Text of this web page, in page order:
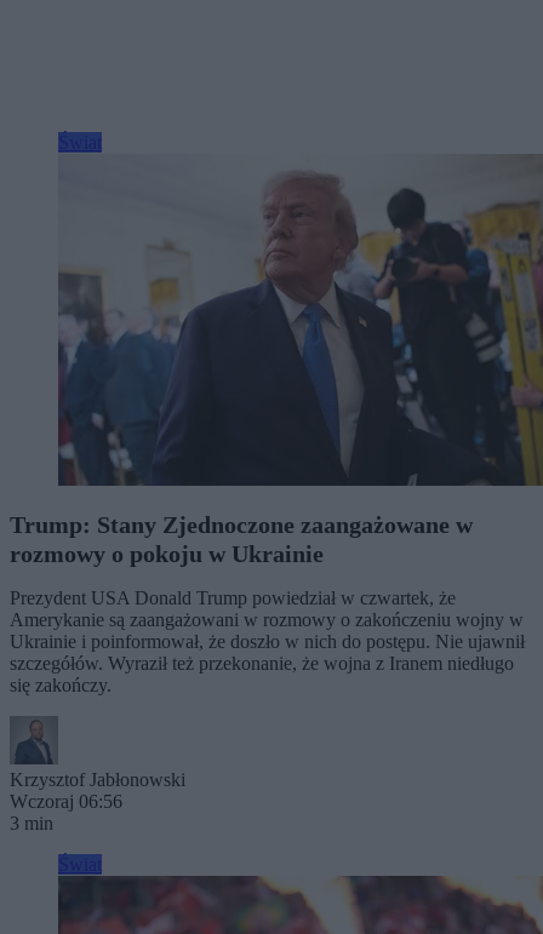
Trump: Stany Zjednoczone zaangażowane w
rozmowy o pokoju w Ukrainie
Prezydent USA Donald Trump powiedział w czwartek, że
Amerykanie są zaangażowani w rozmowy o zakończeniu wojny w
Ukrainie i poinformował, że doszło w nich do postępu. Nie ujawnił
szczegółów. Wyraził też przekonanie, że wojna z Iranem niedługo
się zakończy.
Krzysztof Jabłonowski
Wczoraj 06:56
3 min